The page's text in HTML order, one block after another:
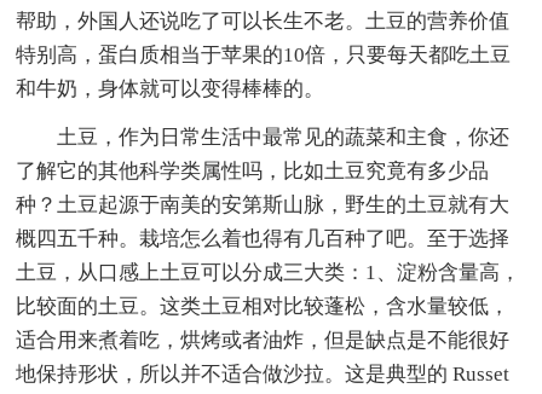
帮助，外国人还说吃了可以长生不老。土豆的营养价值
特别高，蛋白质相当于苹果的10倍，只要每天都吃土豆
和牛奶，身体就可以变得棒棒的。
土豆，作为日常生活中最常见的蔬菜和主食，你还
了解它的其他科学类属性吗，比如土豆究竟有多少品
种？土豆起源于南美的安第斯山脉，野生的土豆就有大
概四五千种。栽培怎么着也得有几百种了吧。至于选择
土豆，从口感上土豆可以分成三大类：1、淀粉含量高，
比较面的土豆。这类土豆相对比较蓬松，含水量较低，
适合用来煮着吃，烘烤或者油炸，但是缺点是不能很好
地保持形状，所以并不适合做沙拉。这是典型的 Russet